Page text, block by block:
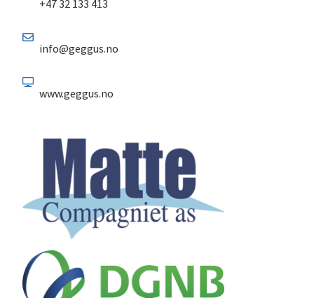
+47 32 133 413
info@geggus.no
www.geggus.no